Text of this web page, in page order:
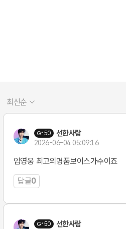
최신순
50 선한사람
2026-06-04 05:09:16
임영웅 최고의명품보이스가수이죠
답글0
50 선한사람